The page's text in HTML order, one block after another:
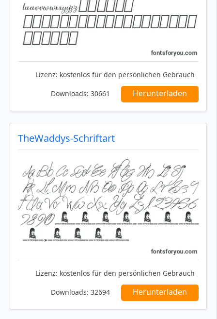
Lizenz: kostenlos für den persönlichen Gebrauch
Downloads: 30661 Herunterladen
TheWaddys-Schriftart
Lizenz: kostenlos für den persönlichen Gebrauch
Downloads: 32694 Herunterladen